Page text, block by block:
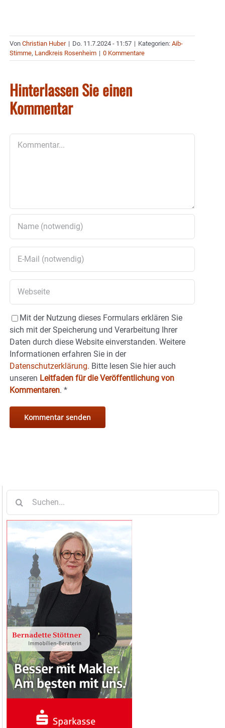
Von Christian Huber | Do. 11.7.2024 - 11:57 | Kategorien: Aib-
Stimme, Landkreis Rosenheim | 0 Kommentare
Hinterlassen Sie einen
Kommentar
Mit der Nutzung dieses Formulars erklären Sie
sich mit der Speicherung und Verarbeitung Ihrer
Daten durch diese Website einverstanden. Weitere
Informationen erfahren Sie in der
Datenschutzerklärung. Bitte lesen Sie hier auch
unseren Leitfaden für die Veröffentlichung von
Kommentaren. *
nach: